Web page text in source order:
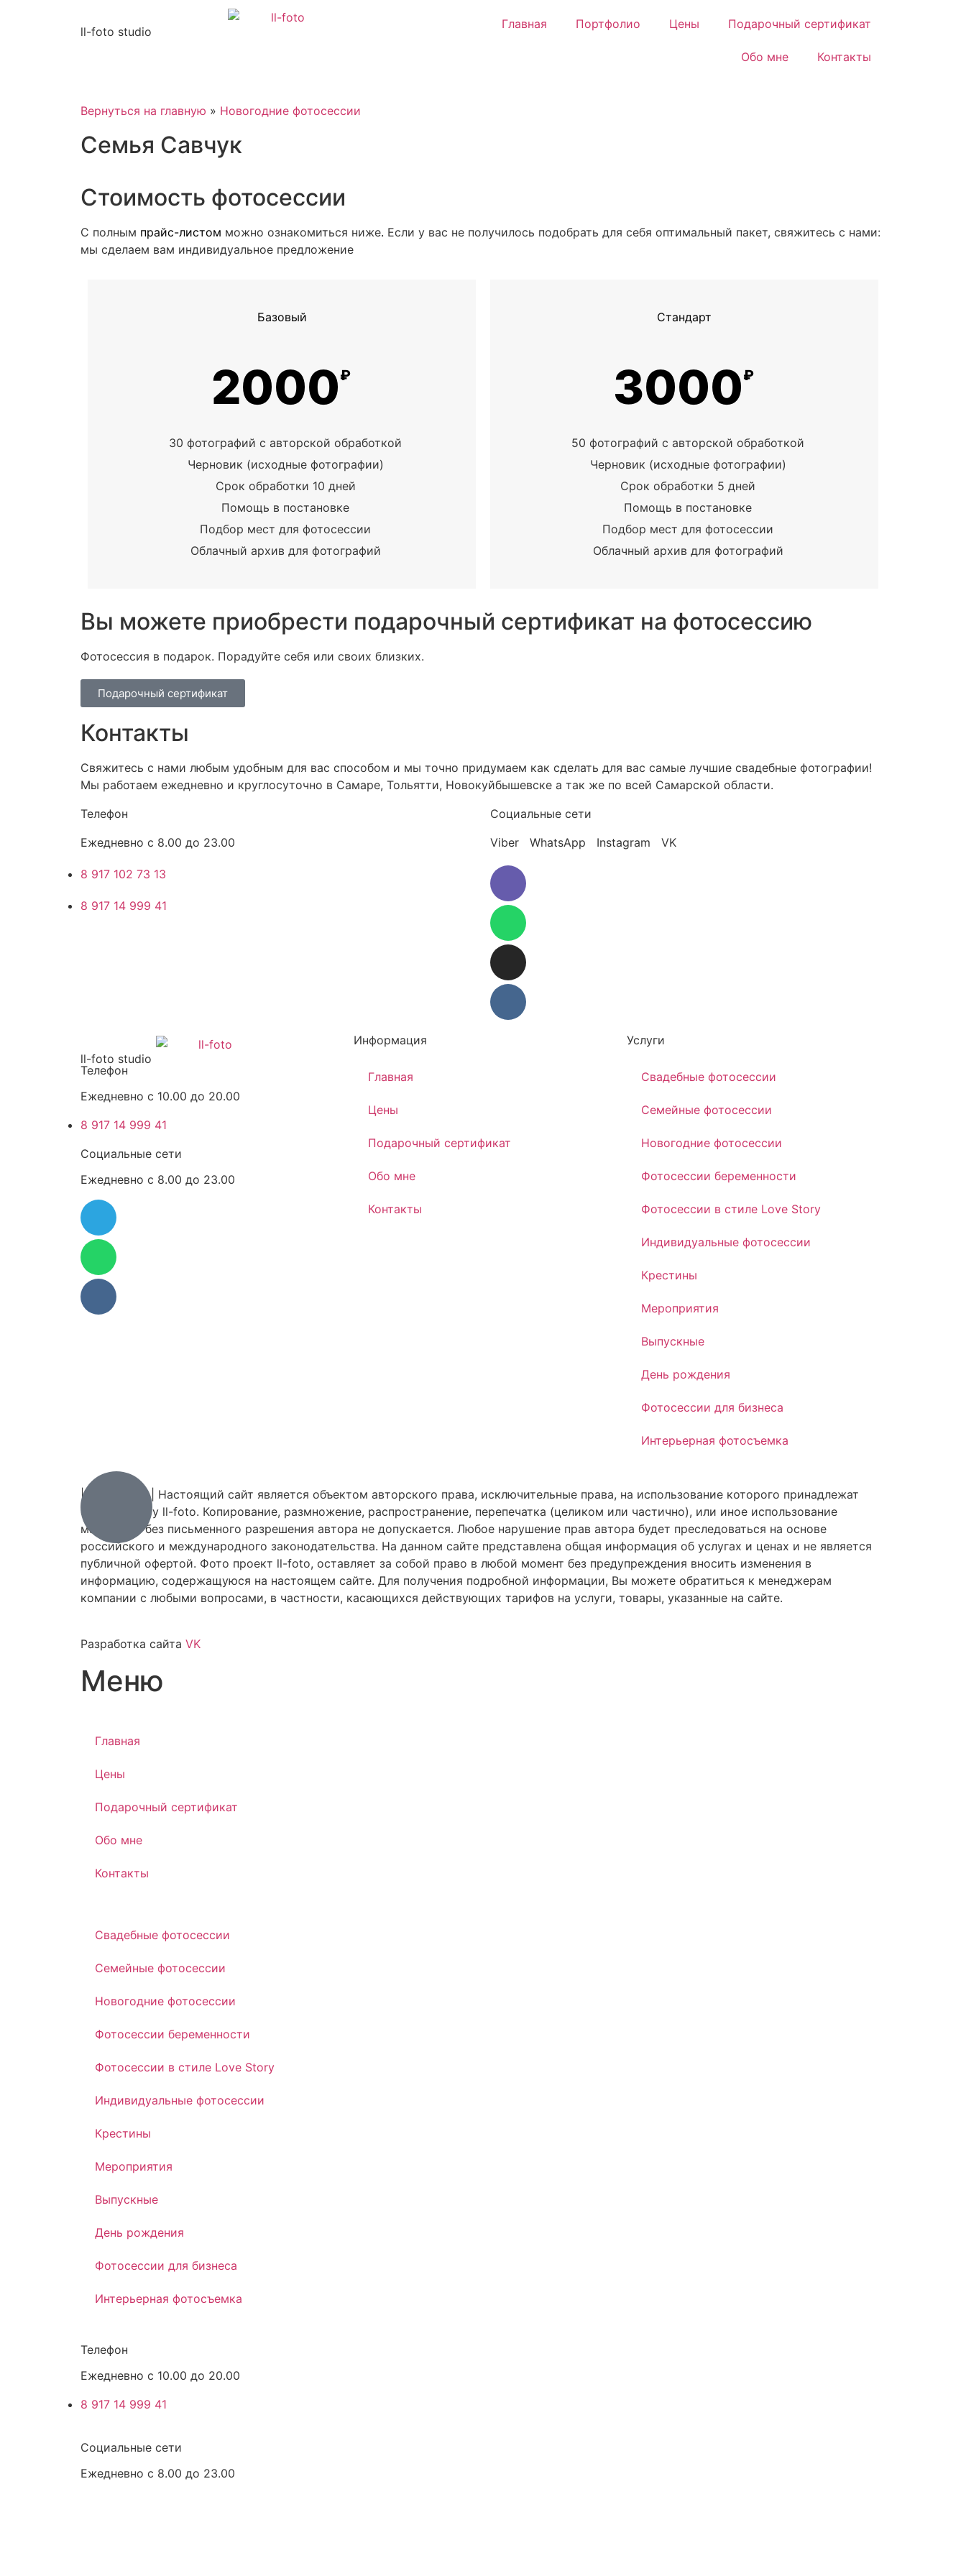
ll-foto studio
Главная Портфолио Цены Подарочный сертификат
Обо мне Контакты
Вернуться на главную » Новогодние фотосессии
Семья Савчук
Стоимость фотосессии
С полным прайс-листом можно ознакомиться ниже. Если у вас не получилось подобрать для себя оптимальный пакет, свяжитесь с нами:
мы сделаем вам индивидуальное предложение
Базовый
2000₽
30 фотографий с авторской обработкой
Черновик (исходные фотографии)
Срок обработки 10 дней
Помощь в постановке
Подбор мест для фотосессии
Облачный архив для фотографий
Стандарт
3000₽
50 фотографий с авторской обработкой
Черновик (исходные фотографии)
Срок обработки 5 дней
Помощь в постановке
Подбор мест для фотосессии
Облачный архив для фотографий
Вы можете приобрести подарочный сертификат на фотосессию
Фотосессия в подарок. Порадуйте себя или своих близких.
Подарочный сертификат
Контакты
Свяжитесь с нами любым удобным для вас способом и мы точно придумаем как сделать для вас самые лучшие свадебные фотографии!
Мы работаем ежедневно и круглосуточно в Самаре, Тольятти, Новокуйбышевске а так же по всей Самарской области.
Телефон
Ежедневно с 8.00 до 23.00
8 917 102 73 13
8 917 14 999 41
Социальные сети
Viber WhatsApp Instagram VK
ll-foto studio
Телефон
Ежедневно с 10.00 до 20.00
8 917 14 999 41
Социальные сети
Ежедневно с 8.00 до 23.00
Информация
Главная
Цены
Подарочный сертификат
Обо мне
Контакты
Услуги
Свадебные фотосессии
Семейные фотосессии
Новогодние фотосессии
Фотосессии беременности
Фотосессии в стиле Love Story
Индивидуальные фотосессии
Крестины
Мероприятия
Выпускные
День рождения
Фотосессии для бизнеса
Интерьерная фотосъемка
| 2010-2026 | Настоящий сайт является объектом авторского права, исключительные права, на использование которого принадлежат
фото проекту ll-foto. Копирование, размножение, распространение, перепечатка (целиком или частично), или иное использование
материала без письменного разрешения автора не допускается. Любое нарушение прав автора будет преследоваться на основе
российского и международного законодательства. На данном сайте представлена общая информация об услугах и ценах и не является
публичной офертой. Фото проект ll-foto, оставляет за собой право в любой момент без предупреждения вносить изменения в
информацию, содержащуюся на настоящем сайте. Для получения подробной информации, Вы можете обратиться к менеджерам
компании с любыми вопросами, в частности, касающихся действующих тарифов на услуги, товары, указанные на сайте.
Разработка сайта VK
Меню
Главная
Цены
Подарочный сертификат
Обо мне
Контакты
Свадебные фотосессии
Семейные фотосессии
Новогодние фотосессии
Фотосессии беременности
Фотосессии в стиле Love Story
Индивидуальные фотосессии
Крестины
Мероприятия
Выпускные
День рождения
Фотосессии для бизнеса
Интерьерная фотосъемка
Телефон
Ежедневно с 10.00 до 20.00
8 917 14 999 41
Социальные сети
Ежедневно с 8.00 до 23.00